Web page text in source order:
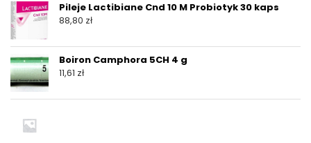
Pileje Lactibiane Cnd 10 M Probiotyk 30 kaps
88,80 zł
Boiron Camphora 5CH 4 g
11,61 zł